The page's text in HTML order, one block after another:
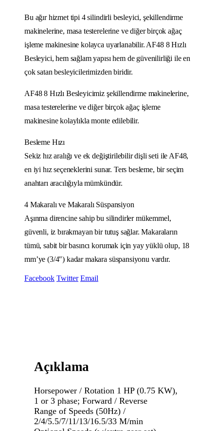
Bu ağır hizmet tipi 4 silindirli besleyici, şekillendirme
makinelerine, masa testerelerine ve diğer birçok ağaç
işleme makinesine kolayca uyarlanabilir. AF48 8 Hızlı
Besleyici, hem sağlam yapısı hem de güvenilirliği ile en
çok satan besleyicilerimizden biridir.
AF48 8 Hızlı Besleyicimiz şekillendirme makinelerine,
masa testerelerine ve diğer birçok ağaç işleme
makinesine kolaylıkla monte edilebilir.
Besleme Hızı
Sekiz hız aralığı ve ek değiştirilebilir dişli seti ile AF48,
en iyi hız seçeneklerini sunar. Ters besleme, bir seçim
anahtarı aracılığıyla mümkündür.
4 Makaralı ve Makaralı Süspansiyon
Aşınma direncine sahip bu silindirler mükemmel,
güvenli, iz bırakmayan bir tutuş sağlar. Makaraların
tümü, sabit bir basıncı korumak için yay yüklü olup, 18
mm’ye (3/4″) kadar makara süspansiyonu vardır.
Facebook Twitter Email
Açıklama
Horsepower / Rotation 1 HP (0.75 KW),
1 or 3 phase; Forward / Reverse
Range of Speeds (50Hz) /
2/4/5.5/7/11/13/16.5/33 M/min